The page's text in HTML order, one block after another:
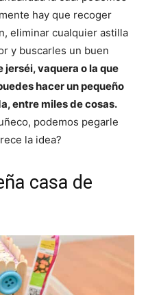
hay que recoger
eliminar cualquier astilla
y buscarles un buen
jerséi, vaquera o la que
hacer un pequeño
entre miles de cosas.
podemos pegarle
la idea?
casa de